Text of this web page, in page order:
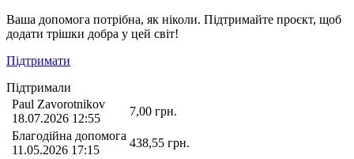
Ваша допомога потрібна, як ніколи. Підтримайте проєкт, щоб
додати трішки добра у цей світ!
Підтримати
Підтримали
Paul Zavorotnikov
18.07.2026 12:55
7,00 грн.
Благодійна допомога
11.05.2026 17:15
438,55 грн.